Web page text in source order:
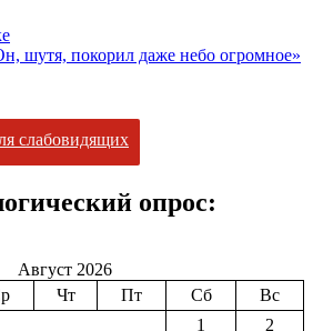
шутя, покорил даже небо огромное»
слабовидящих
опрос:
Август 2026
Чт Пт Сб
Вс
1
2